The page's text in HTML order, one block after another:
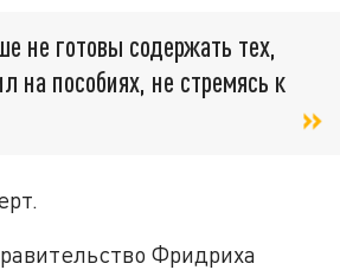
не готовы содержать тех,
на пособиях, не стремясь к
Фридриха